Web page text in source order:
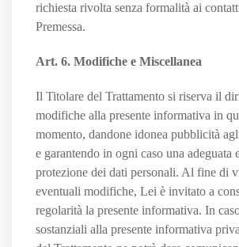
richiesta rivolta senza formalità ai
Premessa.
Art. 6. Modifiche e Miscellanea
Il Titolare del Trattamento si riserva il
modifiche alla presente informativa in
momento, dandone idonea pubblicità
e garantendo in ogni caso una adeguata
protezione dei dati personali. Al fine di
eventuali modifiche, Lei è invitato a
regolarità la presente informativa. In
sostanziali alla presente informativa